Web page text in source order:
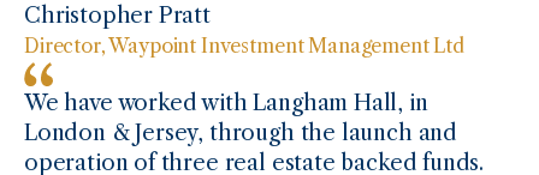
Christopher Pratt
Director, Waypoint Investment Management Ltd
We have worked with Langham Hall, in
London & Jersey, through the launch and
operation of three real estate backed funds.